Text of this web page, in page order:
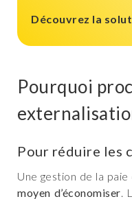
Découvrez la
Pourquoi
Pour réduire les
Une gestion de la paie
moyen d’économiser.